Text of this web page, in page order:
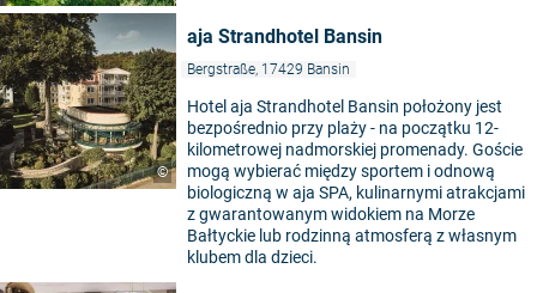
©
aja Strandhotel Bansin
Bergstraße, 17429 Bansin
Hotel aja Strandhotel Bansin położony jest
bezpośrednio przy plaży - na początku 12-
kilometrowej nadmorskiej promenady. Goście
mogą wybierać między sportem i odnową
biologiczną w aja SPA, kulinarnymi atrakcjami
z gwarantowanym widokiem na Morze
Bałtyckie lub rodzinną atmosferą z własnym
klubem dla dzieci.